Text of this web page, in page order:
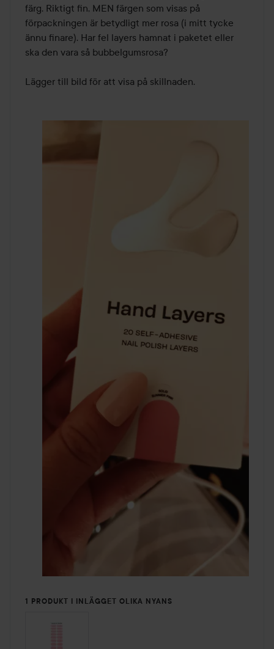
färg. Riktigt fin, MEN färgen som visas på
förpackningen är betydligt mer rosa (i mitt tycke
ännu finare). Har fel layers hamnat i paketet eller
ska den vara så bubbelgumsrosa?
Lägger till bild för att visa på skillnaden.
1 PRODUKT I INLÄGGET OLIKA NYANS